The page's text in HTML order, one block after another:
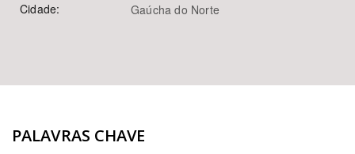
Cidade: Gaúcha do Norte
PALAVRAS CHAVE